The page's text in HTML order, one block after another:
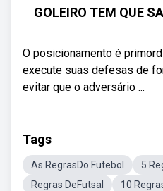
GOLEIRO TEM QUE
O posicionamento é
execute suas defesas de
evitar que o adversário ...
Tags
As RegrasDo Futebol
5
Regras DeFutsal
10